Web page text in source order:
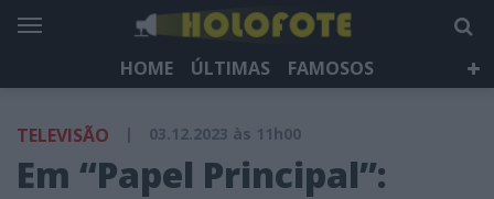
HOME ÚLTIMAS
FAMOSOS
HOLOFOTE TV
NEWSLETTER
TELEVISÃO | 03.12.2023 às 11h00
Em “Papel Principal”: